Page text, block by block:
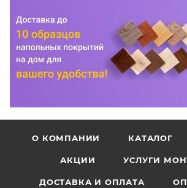
О КОМПАНИИ КАТАЛОГ
АКЦИИ УСЛУГИ
ДОСТАВКА И ОПЛАТА